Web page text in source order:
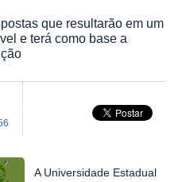
que resultarão em um
e terá como base a
A Universidade Estadual